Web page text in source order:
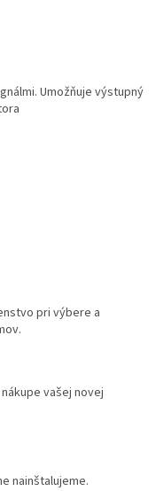
Umožňuje výstupný
pri výbere a
vašej novej
nainštalujeme.